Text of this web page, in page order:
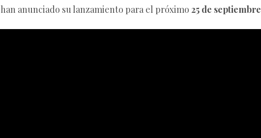
han anunciado su lanzamiento para el próximo 25 de septiembre